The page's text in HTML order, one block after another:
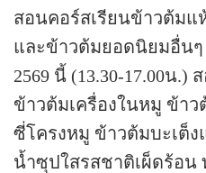
สอนคอร์สเรียนข้าวต้มแ
และข้าวต้มยอดนิยมอื่นๆ
2569 นี้ (13.30-17.00น.)
ข้าวต้มเครื่องในหมู ข้า
ซี่โครงหมู ข้าวต้มบะเต็
น้ำซุปใสรสชาติเผ็ดร้อ